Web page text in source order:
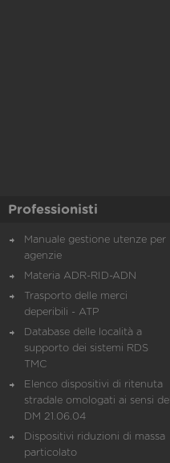
Professionisti
Manuale gestione utenze per
agenzie
Materia ADR-RID-ADN
Trasporto delle merci
deperibili - ATP
Database delle località a
supporto dei sistemi RDS
TMC
Elenco dispositivi di ritenuta
stradale omologati ai sensi del
DM 21.06.04
Dispositivi riduzioni di massa
particolato